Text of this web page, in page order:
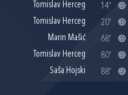
Tomislav Herceg
14'
Tomislav Herceg
20'
Marin Mašić
68'
Tomislav Herceg
80'
Saša Hojski
88'